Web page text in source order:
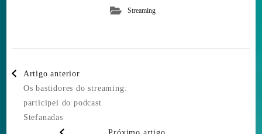
Streaming
Post
Navigation
Artigo anterior
Os bastidores do streaming:
participei do podcast
Stefanadas